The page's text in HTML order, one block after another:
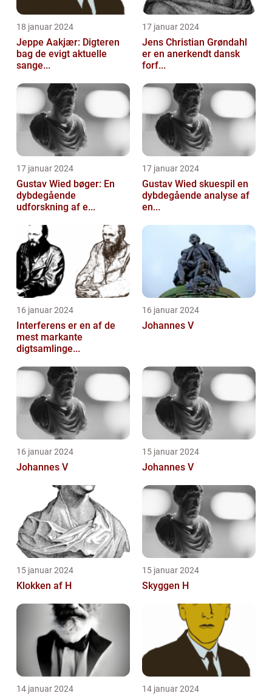
18 januar 2024
Jeppe Aakjær: Digteren
bag de evigt aktuelle
sange...
17 januar 2024
Jens Christian Grøndahl
er en anerkendt dansk
forf...
17 januar 2024
Gustav Wied bøger: En
dybdegående
udforskning af e...
17 januar 2024
Gustav Wied skuespil en
dybdegående analyse af
en...
16 januar 2024
Interferens er en af de
mest markante
digtsamlinge...
16 januar 2024
Johannes V
16 januar 2024
Johannes V
15 januar 2024
Johannes V
15 januar 2024
Klokken af H
15 januar 2024
Skyggen H
14 januar 2024 14 januar 2024